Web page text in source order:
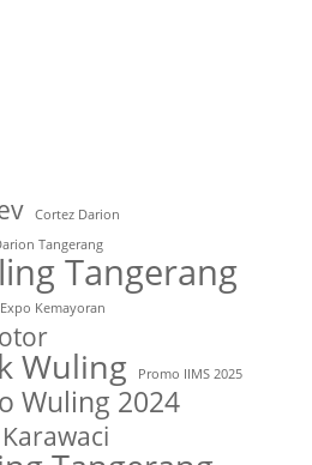
Cortez Darion
Tangerang
Tangerang
Kemayoran
Wuling
Promo IIMS 2025
Wuling 2024